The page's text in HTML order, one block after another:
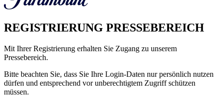
REGISTRIERUNG PRESSEBEREICH
Mit Ihrer Registrierung erhalten Sie Zugang zu unserem
Pressebereich.
Bitte beachten Sie, dass Sie Ihre Login-Daten nur persönlich nutzen
dürfen und entsprechend vor unberechtigtem Zugriff schützen
müssen.